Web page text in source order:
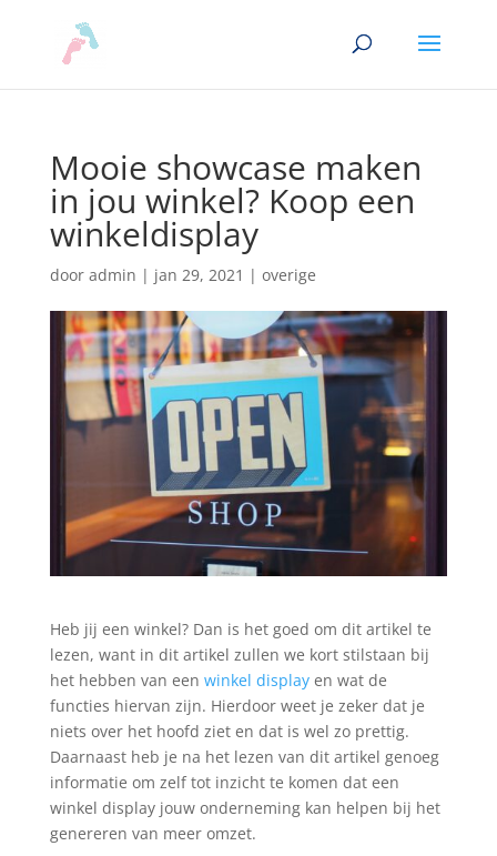
Mooie showcase maken
in jou winkel? Koop een
winkeldisplay
door admin | jan 29, 2021 | overige
Heb jij een winkel? Dan is het goed om dit artikel te
lezen, want in dit artikel zullen we kort stilstaan bij
het hebben van een winkel displayen wat de
functies hiervan zijn. Hierdoor weet je zeker dat je
niets over het hoofd ziet en dat is wel zo prettig.
Daarnaast heb je na het lezen van dit artikel genoeg
informatie om zelf tot inzicht te komen dat een
winkel display jouw onderneming kan helpen bij het
genereren van meer omzet.